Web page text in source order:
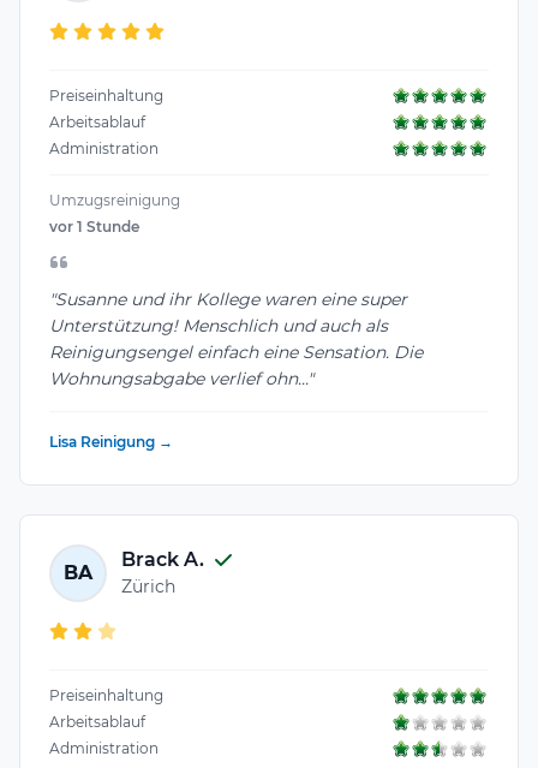
Preiseinhaltung
Arbeitsablauf
Administration
Umzugsreinigung
vor 1 Stunde
"Susanne und ihr Kollege waren eine super
Unterstützung! Menschlich und auch als
Reinigungsengel einfach eine Sensation. Die
Wohnungsabgabe verlief ohn..."
Lisa Reinigung →
BA
Brack A.
Zürich
Preiseinhaltung
Arbeitsablauf
Administration